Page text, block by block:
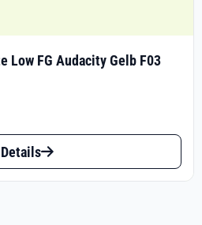
Low FG Audacity Gelb F03
Details